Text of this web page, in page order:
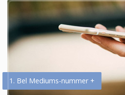
1. Bel Mediums-nummer +